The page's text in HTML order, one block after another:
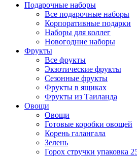
Подарочные наборы
Все подарочные наборы
Корпоративные подарки
Наборы для коллег
Новогодние наборы
Фрукты
Все фрукты
Экзотические фрукты
Сезонные фрукты
Фрукты в ящиках
Фрукты из Таиланда
Овощи
Овощи
Готовые коробки овощей
Корень галангала
Зелень
Горох стручки упаковка